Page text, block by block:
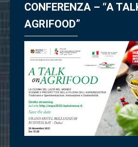
CONFERENZA – “A
AGRIFOOD”